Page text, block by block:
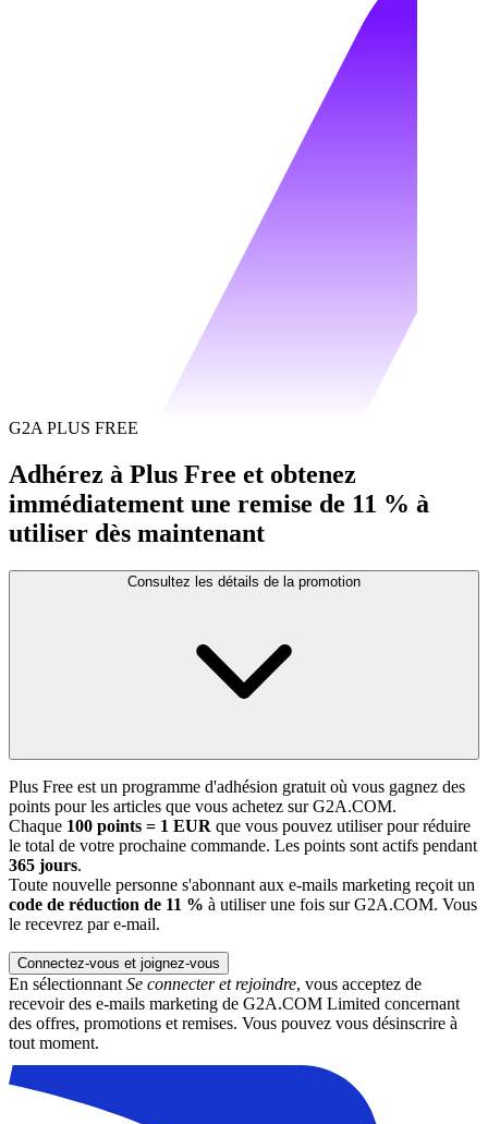
G2A PLUS FREE
Adhérez à Plus Free et obtenez
immédiatement une remise de 11 % à
utiliser dès maintenant
Consultez les détails de la promotion
Plus Free est un programme d'adhésion gratuit où vous gagnez des
points pour les articles que vous achetez sur G2A.COM.
Chaque 100 points = 1 EUR que vous pouvez utiliser pour réduire
le total de votre prochaine commande. Les points sont actifs pendant
365 jours.
Toute nouvelle personne s'abonnant aux e-mails marketing reçoit un
code de réduction de 11 % à utiliser une fois sur G2A.COM. Vous
le recevrez par e-mail.
Connectez-vous et joignez-vous
En sélectionnant Se connecter et rejoindre, vous acceptez de
recevoir des e-mails marketing de G2A.COM Limited concernant
des offres, promotions et remises. Vous pouvez vous désinscrire à
tout moment.